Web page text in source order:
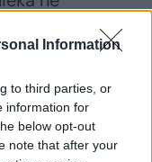
Information
to third parties, or
information for
below opt-out
note that after your
Žvyneliai,
plunksnos ir
kurti
vakarui.